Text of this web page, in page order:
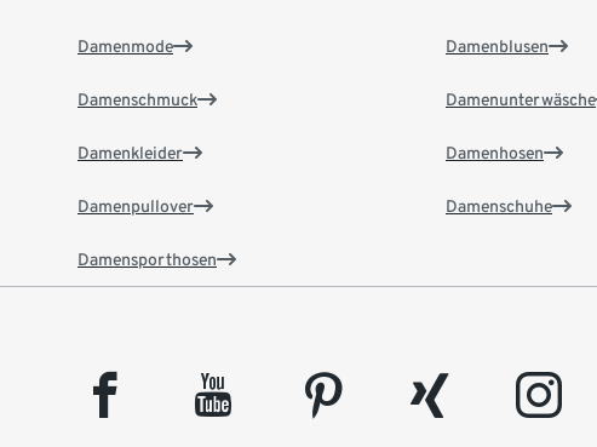
Damenmode
Damenschmuck
Damenkleider
Damenpullover
Damensporthosen
Damenblusen
Damenunterwäsche
Damenhosen
Damenschuhe
facebook youtube pinterest xing instagram